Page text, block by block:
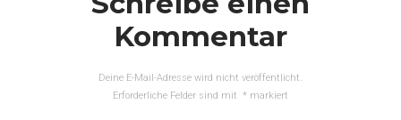
Kommentar
Deine E-Mail-Adresse wird nicht veröffentlicht.
Erforderliche Felder sind mit * markiert